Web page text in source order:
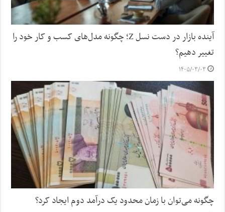
آینده بازار در دست نسل Z؛ چگونه مدل‌های کسب‌ و کار خود را
تغییر دهیم؟
۱۴۰۵/۰۳/۰۳
چگونه می‌توان با زمان محدود یک درآمد دوم ایجاد کرد؟